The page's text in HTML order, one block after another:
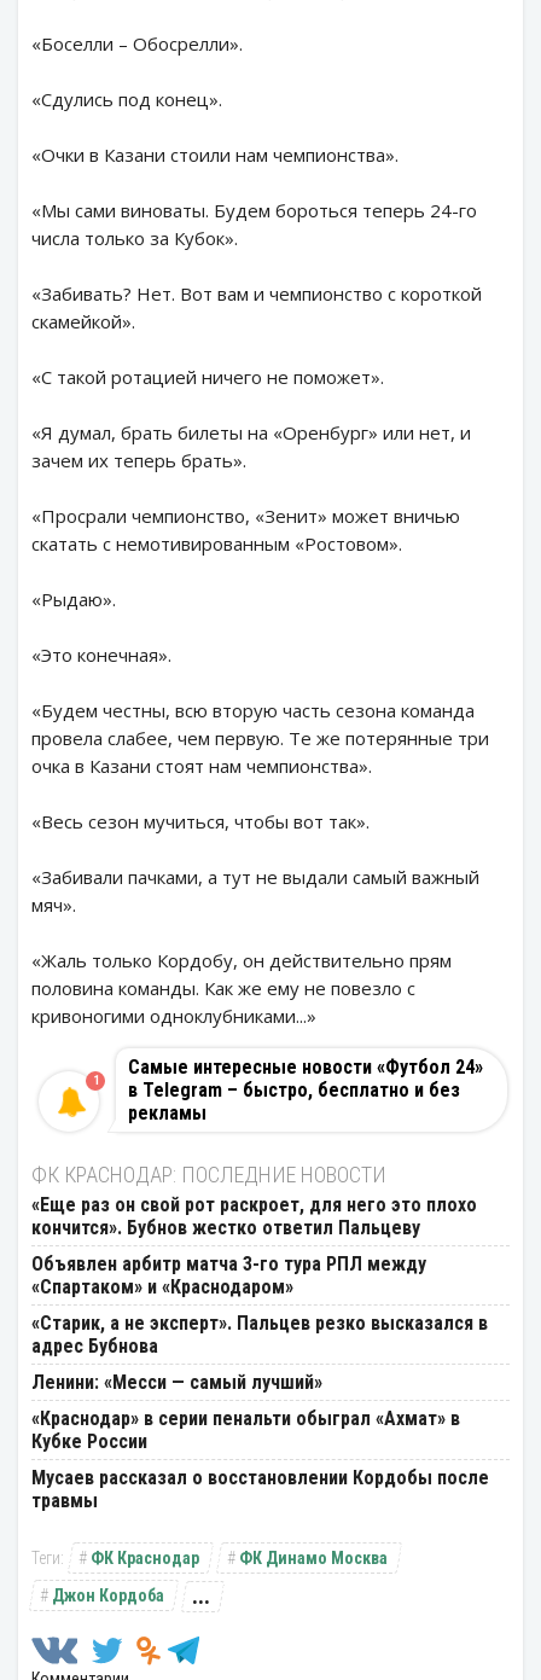
«Боселли – Обосрелли».
«Сдулись под конец».
«Очки в Казани стоили нам чемпионства».
«Мы сами виноваты. Будем бороться теперь 24-го
числа только за Кубок».
«Забивать? Нет. Вот вам и чемпионство с короткой
скамейкой».
«С такой ротацией ничего не поможет».
«Я думал, брать билеты на «Оренбург» или нет, и
зачем их теперь брать».
«Просрали чемпионство, «Зенит» может вничью
скатать с немотивированным «Ростовом».
«Рыдаю».
«Это конечная».
«Будем честны, всю вторую часть сезона команда
провела слабее, чем первую. Те же потерянные три
очка в Казани стоят нам чемпионства».
«Весь сезон мучиться, чтобы вот так».
«Забивали пачками, а тут не выдали самый важный
мяч».
«Жаль только Кордобу, он действительно прям
половина команды. Как же ему не повезло с
кривоногими одноклубниками...»
Самые интересные новости «Футбол 24»
в Telegram – быстро, бесплатно и без
рекламы
1
ФК КРАСНОДАР: ПОСЛЕДНИЕ НОВОСТИ
«Еще раз он свой рот раскроет, для него это плохо
кончится». Бубнов жестко ответил Пальцеву
Объявлен арбитр матча 3-го тура РПЛ между
«Спартаком» и «Краснодаром»
«Старик, а не эксперт». Пальцев резко высказался в
адрес Бубнова
Ленини: «Месси — самый лучший»
«Краснодар» в серии пенальти обыграл «Ахмат» в
Кубке России
Мусаев рассказал о восстановлении Кордобы после
травмы
ФК Краснодар
ФК Динамо Москва
Джон Кордоба
...